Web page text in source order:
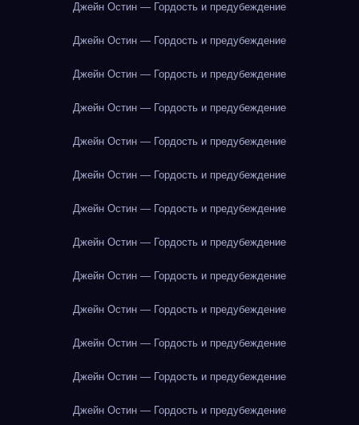
Джейн Остин — Гордость и предубеждение
Джейн Остин — Гордость и предубеждение
Джейн Остин — Гордость и предубеждение
Джейн Остин — Гордость и предубеждение
Джейн Остин — Гордость и предубеждение
Джейн Остин — Гордость и предубеждение
Джейн Остин — Гордость и предубеждение
Джейн Остин — Гордость и предубеждение
Джейн Остин — Гордость и предубеждение
Джейн Остин — Гордость и предубеждение
Джейн Остин — Гордость и предубеждение
Джейн Остин — Гордость и предубеждение
Джейн Остин — Гордость и предубеждение